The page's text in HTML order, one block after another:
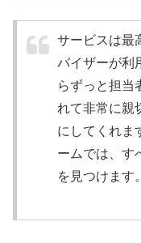
サービスは最
バイザーが利
らずっと担当
れて非常に親
にしてくれま
ームでは、す
を見つけます。